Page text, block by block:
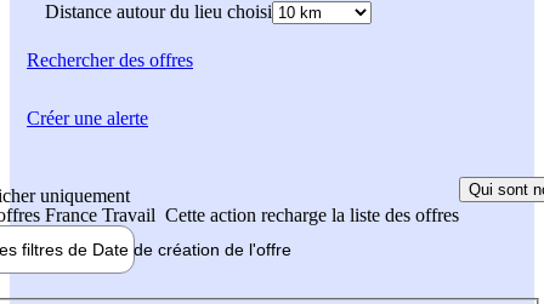
Distance autour du lieu choisi
Rechercherdes offres
uniquement
France Travail Cette action recharge la liste des offres
Qui sont
filtres de Date de création de l'offre
Créer une alerte